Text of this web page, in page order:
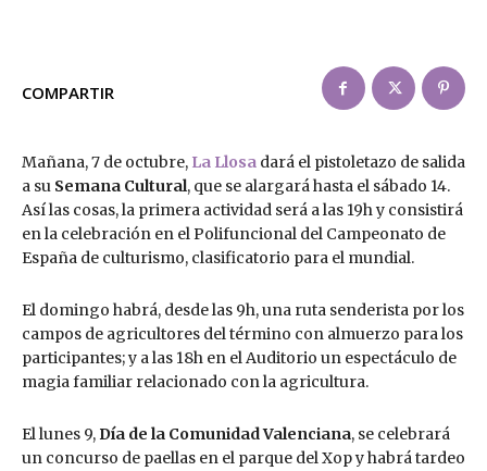
COMPARTIR
Mañana, 7 de octubre, La Llosa dará el pistoletazo de salida
a su Semana Cultural, que se alargará hasta el sábado 14.
Así las cosas, la primera actividad será a las 19h y consistirá
en la celebración en el Polifuncional del Campeonato de
España de culturismo, clasificatorio para el mundial.
El domingo habrá, desde las 9h, una ruta senderista por los
campos de agricultores del término con almuerzo para los
participantes; y a las 18h en el Auditorio un espectáculo de
magia familiar relacionado con la agricultura.
El lunes 9, Día de la Comunidad Valenciana, se celebrará
un concurso de paellas en el parque del Xop y habrá tardeo